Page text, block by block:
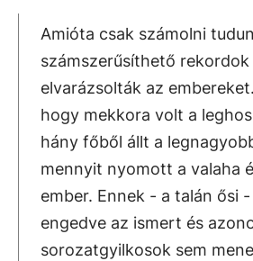
Amióta csak számolni
számszerűsíthető
elvarázsolták az
hogy mekkora volt a
hány főből állt a
mennyit nyomott a valaha
ember. Ennek - a talán ősi
engedve az ismert és
sorozatgyilkosok sem